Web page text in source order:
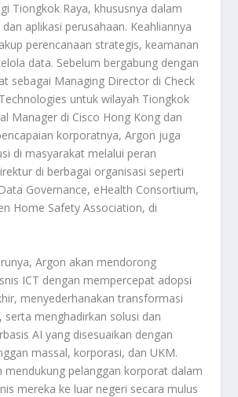
Tiongkok Raya, khususnya dalam
aplikasi perusahaan. Keahliannya
perencanaan strategis, keamanan
data. Sebelum bergabung dengan
sebagai Managing Director di Check
untuk wilayah Tiongkok
Manager di Cisco Hong Kong dan
korporatnya, Argon juga
di masyarakat melalui peran
di berbagai organisasi seperti
Governance, eHealth Consortium,
Home Safety Association, di
Argon akan mendorong
ICT dengan mempercepat adopsi
menyederhanakan transformasi
serta menghadirkan solusi dan
AI yang disesuaikan dengan
massal, korporasi, dan UKM.
mendukung pelanggan korporat dalam
mereka ke luar negeri secara mulus